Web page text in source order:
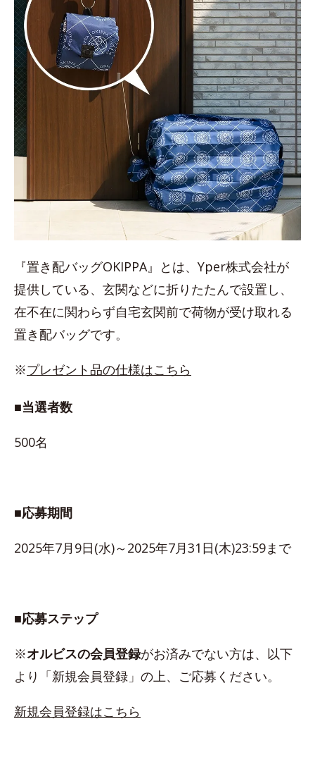
『置き配バッグOKIPPA』とは、Yper株式会社が
提供している、玄関などに折りたたんで設置し、
在不在に関わらず自宅玄関前で荷物が受け取れる
置き配バッグです。
※プレゼント品の仕様はこちら
■当選者数
500名
■応募期間
2025年7月9日(水)～2025年7月31日(木)23:59まで
■応募ステップ
※オルビスの会員登録がお済みでない方は、以下
より「新規会員登録」の上、ご応募ください。
新規会員登録はこちら